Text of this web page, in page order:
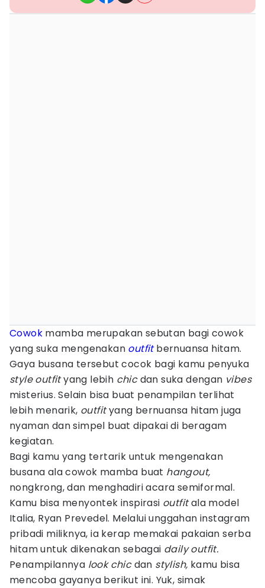
Cowok mamba merupakan sebutan bagi cowok
yang suka mengenakan outfitbernuansa hitam.
Gaya busana tersebut cocok bagi kamu penyuka
style outfityang lebih chicdan suka dengan vibes
misterius. Selain bisa buat penampilan terlihat
lebih menarik, outfityang bernuansa hitam juga
nyaman dan simpel buat dipakai di beragam
kegiatan.
Bagi kamu yang tertarik untuk mengenakan
busana ala cowok mamba buat hangout,
nongkrong, dan menghadiri acara semiformal.
Kamu bisa menyontek inspirasi outfitala model
Italia, Ryan Prevedel. Melalui unggahan instagram
pribadi miliknya, ia kerap memakai pakaian serba
hitam untuk dikenakan sebagai daily outfit.
Penampilannya look chicdan stylish, kamu bisa
mencoba gayanya berikut ini. Yuk, simak